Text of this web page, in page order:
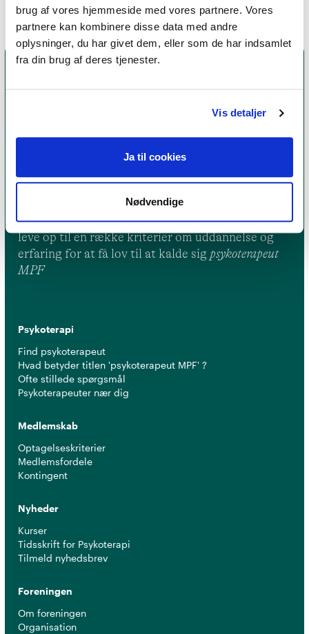
brug af vores hjemmeside med vores partnere. Vores
partnere kan kombinere disse data med andre
oplysninger, du har givet dem, eller som de har indsamlet
fra din brug af deres tjenester.
Vis detaljer
Ja til cookies
Nødvendige
Et medlemskab af Dansk Psykoterapeutforening
er et kvalitetsstempel. Alle vores medlemmer skal
leve op til en række kriterier om uddannelse og
erfaring for at få lov til at kalde sig psykoterapeut
MPF
Psykoterapi
Find psykoterapeut
Hvad betyder titlen 'psykoterapeut MPF' ?
Ofte stillede spørgsmål
Psykoterapeuter nær dig
Medlemskab
Optagelseskriterier
Medlemsfordele
Kontingent
Nyheder
Kurser
Tidsskrift for Psykoterapi
Tilmeld nyhedsbrev
Foreningen
Om foreningen
Organisation